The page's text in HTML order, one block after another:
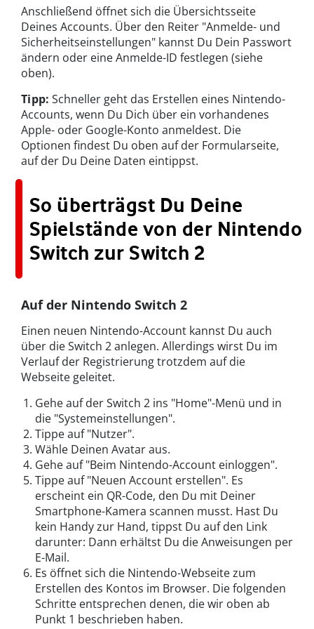
Anschließend öffnet sich die Übersichtsseite
Deines Accounts. Über den Reiter "Anmelde- und
Sicherheitseinstellungen" kannst Du Dein Passwort
ändern oder eine Anmelde-ID festlegen (siehe
oben).
Tipp: Schneller geht das Erstellen eines Nintendo-
Accounts, wenn Du Dich über ein vorhandenes
Apple- oder Google-Konto anmeldest. Die
Optionen findest Du oben auf der Formularseite,
auf der Du Deine Daten eintippst.
So überträgst Du Deine
Spielstände von der Nintendo
Switch zur Switch 2
Auf der Nintendo Switch 2
Einen neuen Nintendo-Account kannst Du auch
über die Switch 2 anlegen. Allerdings wirst Du im
Verlauf der Registrierung trotzdem auf die
Webseite geleitet.
Gehe auf der Switch 2 ins "Home"-Menü und in
die "Systemeinstellungen".
Tippe auf "Nutzer".
Wähle Deinen Avatar aus.
Gehe auf "Beim Nintendo-Account einloggen".
Tippe auf "Neuen Account erstellen". Es
erscheint ein QR-Code, den Du mit Deiner
Smartphone-Kamera scannen musst. Hast Du
kein Handy zur Hand, tippst Du auf den Link
darunter: Dann erhältst Du die Anweisungen per
E-Mail.
Es öffnet sich die Nintendo-Webseite zum
Erstellen des Kontos im Browser. Die folgenden
Schritte entsprechen denen, die wir oben ab
Punkt 1 beschrieben haben.